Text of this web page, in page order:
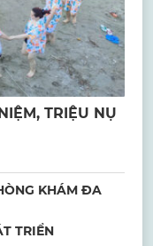
TRIỆU NỤ
KHÁM ĐA
TRIỂN